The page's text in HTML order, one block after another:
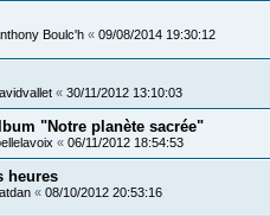
Boulc'h « 09/08/2014 19:30:12
« 30/11/2012 13:10:03
"Notre planète sacrée"
« 06/11/2012 18:54:53
heures
« 08/10/2012 20:53:16